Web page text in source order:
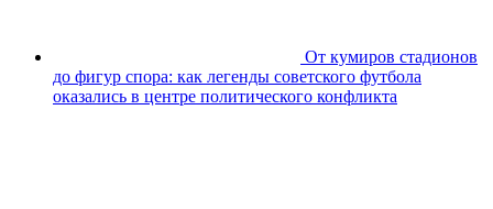
От кумиров стадионов
до фигур спора: как легенды советского футбола
оказались в центре политического конфликта